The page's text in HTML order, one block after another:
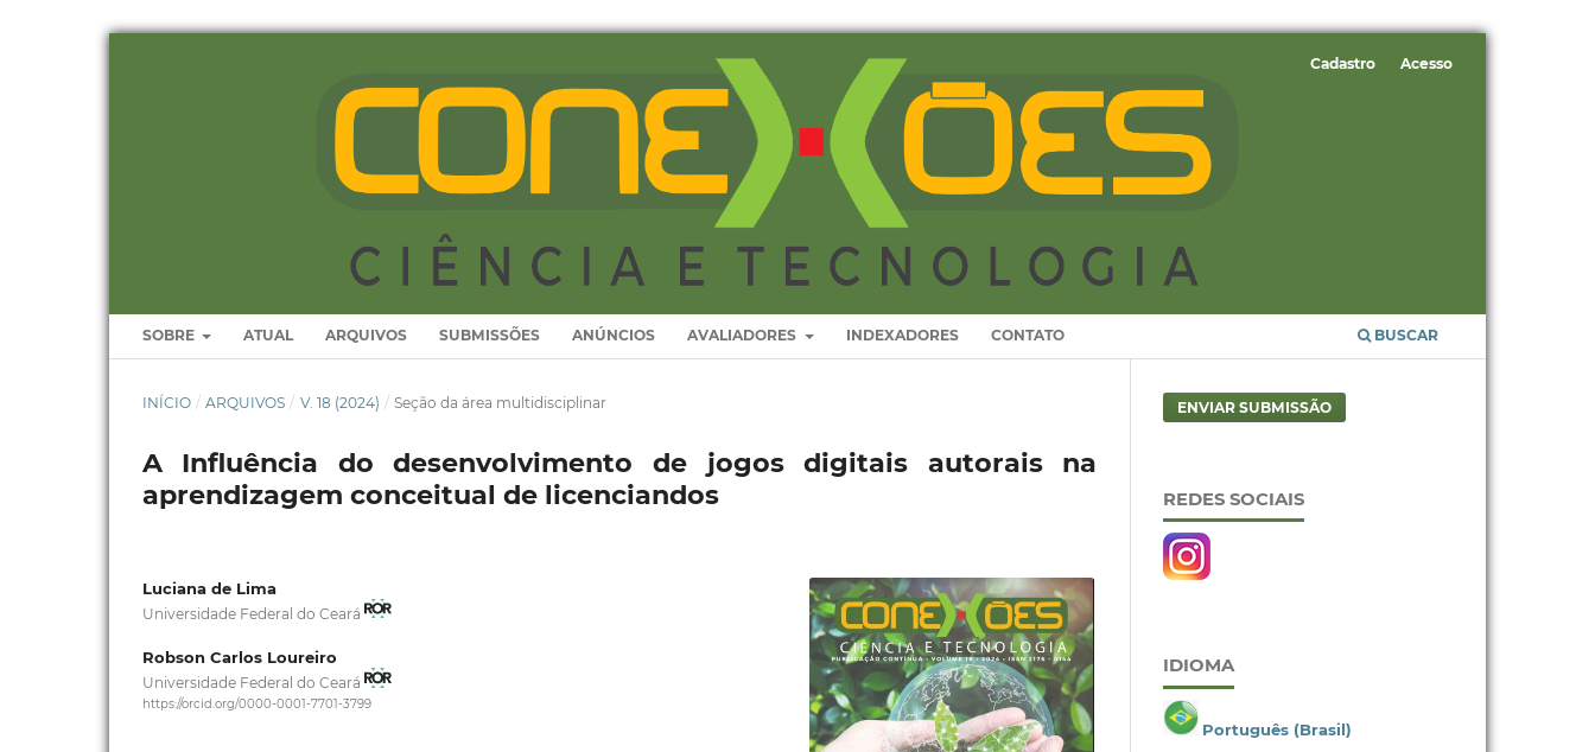
SOBRE ATUAL ARQUIVOS SUBMISSÕES ANÚNCIOS AVALIADORES INDEXADORES CONTATO BUSCAR
Cadastro Acesso
INÍCIO / ARQUIVOS / V. 18 (2024) / Seção da área multidisciplinar
A Influência do desenvolvimento de jogos digitais autorais na
aprendizagem conceitual de licenciandos
Luciana de Lima
Universidade Federal do Ceará
Robson Carlos Loureiro
Universidade Federal do Ceará
https://orcid.org/0000-0001-7701-3799
ENVIAR SUBMISSÃO
REDES SOCIAIS
IDIOMA
Português (Brasil)